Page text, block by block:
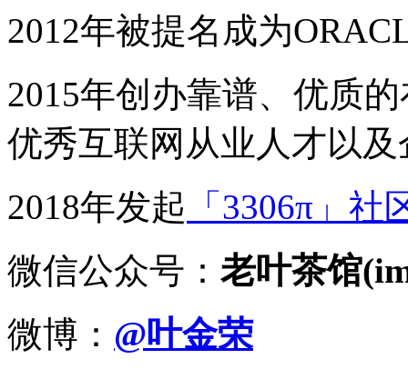
2012年被提名成为
2015年创办靠谱、优质
优秀互联网从业人才以
2018年发起 「3306π」社
微信公众号： 老叶茶馆
微博： @叶金荣